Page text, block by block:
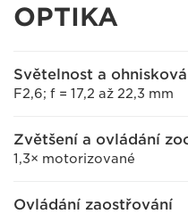
OPTIKA
Světelnost a
F2,6; f = 17,2 až 22,3 mm
Zvětšení a ovládání
1,3× motorizované
Ovládání zaostřování